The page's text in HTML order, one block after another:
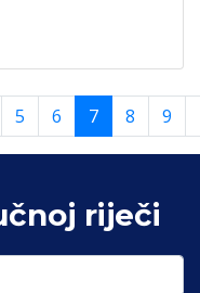
5 6 7 8 9
riječi